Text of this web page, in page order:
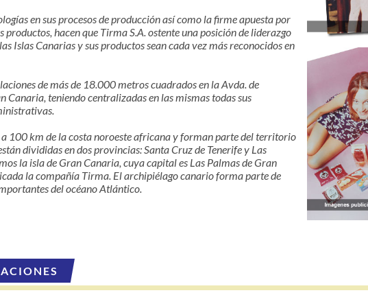
en sus procesos de producción así como la firme apuesta por
productos, hacen que Tirma S.A. ostente una posición de liderazgo
Islas Canarias y sus productos sean cada vez más reconocidos en
de más de 18.000 metros cuadrados en la Avda. de
Canaria, teniendo centralizadas en las mismas todas sus
a 100 km de la costa noroeste africana y forman parte del territorio
divididas en dos provincias: Santa Cruz de Tenerife y Las
la isla de Gran Canaria, cuya capital es Las Palmas de Gran
la compañía Tirma. El archipiélago canario forma parte de
del océano Atlántico.